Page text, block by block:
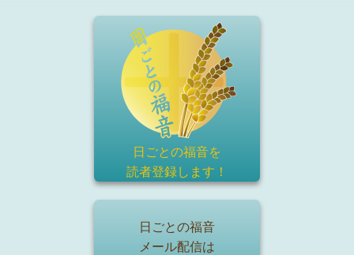
日ごとの福音を
読者登録します！
日ごとの福音
メール配信は